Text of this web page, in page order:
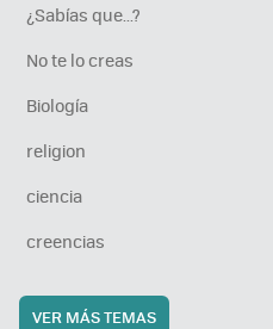
¿Sabías que...?
No te lo creas
Biología
religion
ciencia
creencias
VER MÁS TEMAS